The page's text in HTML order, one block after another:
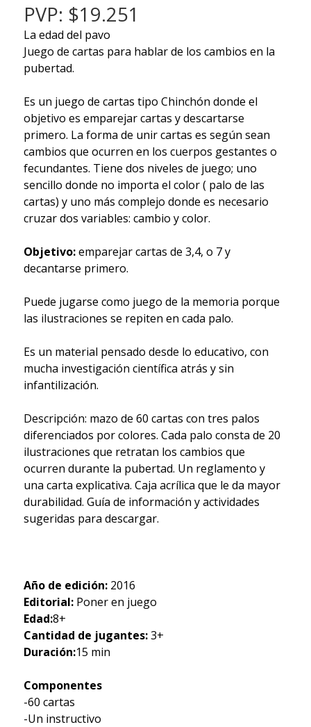
PVP: $19.251
La edad del pavo
Juego de cartas para hablar de los cambios en la
pubertad.
Es un juego de cartas tipo Chinchón donde el
objetivo es emparejar cartas y descartarse
primero. La forma de unir cartas es según sean
cambios que ocurren en los cuerpos gestantes o
fecundantes. Tiene dos niveles de juego; uno
sencillo donde no importa el color ( palo de las
cartas) y uno más complejo donde es necesario
cruzar dos variables: cambio y color.
Objetivo:emparejar cartas de 3,4, o 7 y
decantarse primero.
Puede jugarse como juego de la memoria porque
las ilustraciones se repiten en cada palo.
Es un material pensado desde lo educativo, con
mucha investigación científica atrás y sin
infantilización.
Descripción: mazo de 60 cartas con tres palos
diferenciados por colores. Cada palo consta de 20
ilustraciones que retratan los cambios que
ocurren durante la pubertad. Un reglamento y
una carta explicativa. Caja acrílica que le da mayor
durabilidad. Guía de información y actividades
sugeridas para descargar.
Año de edición:2016
Editorial: Poner en juego
Edad:8+
Cantidad de jugantes:3+
Duración:15 min
Componentes
-60 cartas
-Un instructivo